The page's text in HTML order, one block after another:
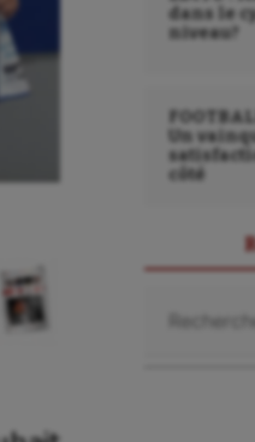
dans le
niveau?
Un
côté